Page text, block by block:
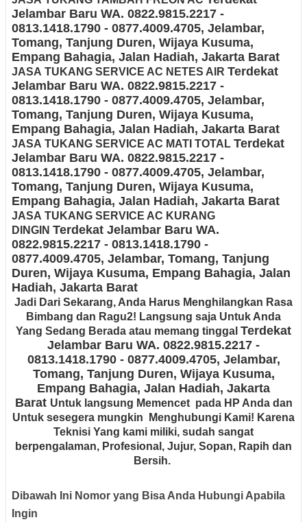
Jelambar Baru WA. 0822.9815.2217 -
0813.1418.1790 - 0877.4009.4705, Jelambar,
Tomang, Tanjung Duren, Wijaya Kusuma,
Empang Bahagia, Jalan Hadiah, Jakarta Barat
JASA TUKANG SERVICE AC NETES AIR Terdekat
Jelambar Baru WA. 0822.9815.2217 -
0813.1418.1790 - 0877.4009.4705, Jelambar,
Tomang, Tanjung Duren, Wijaya Kusuma,
Empang Bahagia, Jalan Hadiah, Jakarta Barat
JASA TUKANG SERVICE AC MATI TOTAL Terdekat
Jelambar Baru WA. 0822.9815.2217 -
0813.1418.1790 - 0877.4009.4705, Jelambar,
Tomang, Tanjung Duren, Wijaya Kusuma,
Empang Bahagia, Jalan Hadiah, Jakarta Barat
JASA TUKANG SERVICE AC KURANG
DINGIN Terdekat Jelambar Baru WA.
0822.9815.2217 - 0813.1418.1790 -
0877.4009.4705, Jelambar, Tomang, Tanjung
Duren, Wijaya Kusuma, Empang Bahagia, Jalan
Hadiah, Jakarta Barat
Jadi Dari Sekarang, Anda Harus Menghilangkan Rasa
Bimbang dan Ragu2! Langsung saja Untuk Anda
Yang Sedang Berada atau memang tinggal Terdekat
Jelambar Baru WA. 0822.9815.2217 -
0813.1418.1790 - 0877.4009.4705, Jelambar,
Tomang, Tanjung Duren, Wijaya Kusuma,
Empang Bahagia, Jalan Hadiah, Jakarta
Barat Untuk langsung Memencet pada HP Anda dan
Untuk sesegera mungkin Menghubungi Kami! Karena
Teknisi Yang kami miliki, sudah sangat
berpengalaman, Profesional, Jujur, Sopan, Rapih dan
Bersih.
Dibawah Ini Nomor yang Bisa Anda Hubungi Apabila
Ingin